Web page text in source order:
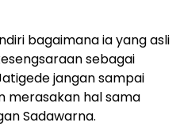
bagaimana ia yang asli
sebagai
jangan sampai
merasakan hal sama
Sadawarna.